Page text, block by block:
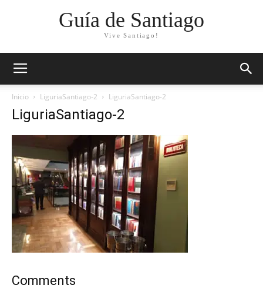
Guía de Santiago
Vive Santiago!
Inicio LiguriaSantiago-2 LiguriaSantiago-2
LiguriaSantiago-2
Comments